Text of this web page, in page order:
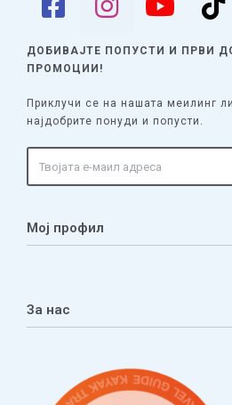
ДОБИВАЈТЕ ПОПУСТИ И ПРВИ
ПРОМОЦИИ!
Приклучи се на нашата меилинг
најдобрите понуди и попусти.
Мој профил
Листа на желби
За нас
Услови за плаќање и испорака